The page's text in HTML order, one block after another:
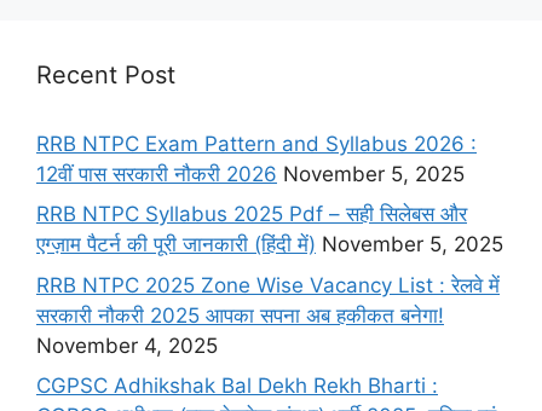
Recent Post
RRB NTPC Exam Pattern and Syllabus 2026 :
12वीं पास सरकारी नौकरी 2026 November 5, 2025
RRB NTPC Syllabus 2025 Pdf – सही सिलेबस और
एग्ज़ाम पैटर्न की पूरी जानकारी (हिंदी में) November 5, 2025
RRB NTPC 2025 Zone Wise Vacancy List : रेलवे में
सरकारी नौकरी 2025 आपका सपना अब हकीकत बनेगा!
November 4, 2025
CGPSC Adhikshak Bal Dekh Rekh Bharti :